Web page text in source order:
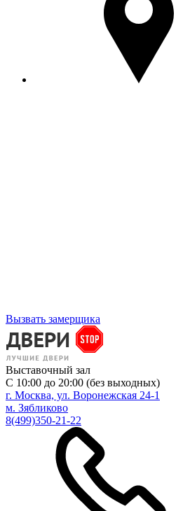
Вызвать замерщика
Выставочный зал
С 10:00 до 20:00 (без выходных)
г. Москва, ул. Воронежская 24-1
м. Зябликово
8(499)350-21-22